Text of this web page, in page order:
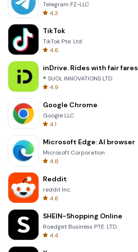
Telegram FZ-LLC
4.3
TikTok
TikTok Pte. Ltd.
4.6
inDrive. Rides with fair fares
® SUOL INNOVATIONS LTD
4.9
Google Chrome
Google LLC
4.1
Microsoft Edge: AI browser
Microsoft Corporation
4.8
Reddit
reddit Inc.
4.6
SHEIN-Shopping Online
Roadget Business PTE. LTD.
4.4